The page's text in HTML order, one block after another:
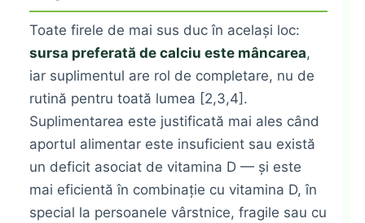
Toate firele de mai sus duc în același loc:
sursa preferată de calciu este mâncarea,
iar suplimentul are rol de completare, nu de
rutină pentru toată lumea [2,3,4].
Suplimentarea este justificată mai ales când
aportul alimentar este insuficient sau există
un deficit asociat de vitamina D — și este
mai eficientă în combinație cu vitamina D, în
special la persoanele vârstnice, fragile sau cu